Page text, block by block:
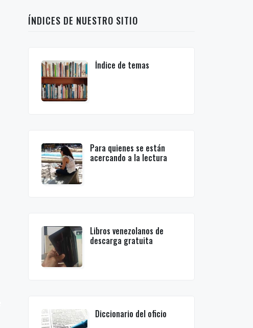
ÍNDICES DE NUESTRO SITIO
Índice de temas
Para quienes se están
acercando a la lectura
Libros venezolanos de
descarga gratuita
Diccionario del oficio